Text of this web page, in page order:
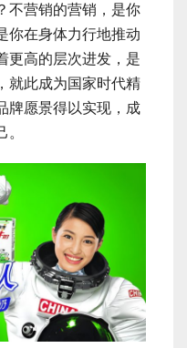
不营销的营销，是你
你在身体力行地推动
更高的层次进发，是
就此成为国家时代精
牌愿景得以实现，成